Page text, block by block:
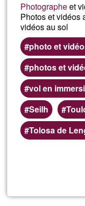
Photographeet
Photos et vidéos
vidéos au sol
photo et
photos et
vol en
Seilh
Tolosa de